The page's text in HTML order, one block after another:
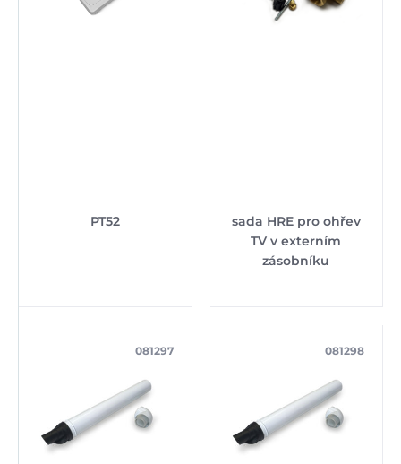
PT52
sada HRE pro ohřev
TV v externím
zásobníku
081297 081298